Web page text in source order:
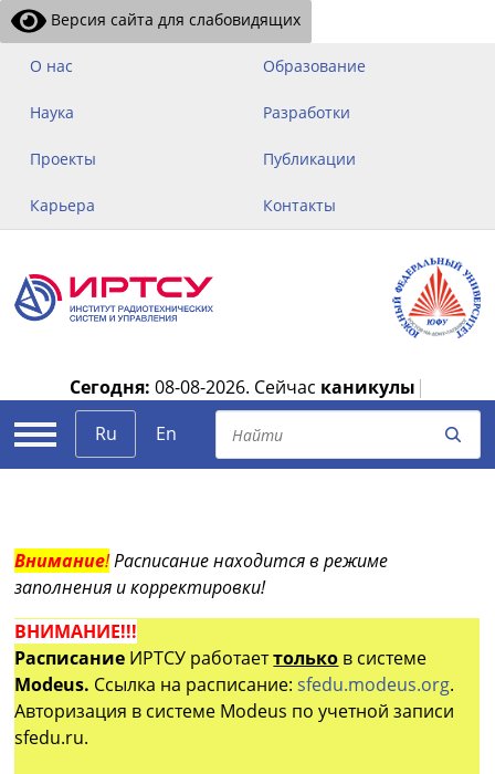
Версия сайта для слабовидящих
О нас Образование
Наука Разработки
Проекты Публикации
Карьера Контакты
Сегодня: 08-08-2026. Сейчас каникулы |
Ru
En
Внимание!Расписание находится в режиме
заполнения и корректировки!
ВНИМАНИЕ!!!
Расписание ИРТСУ работаеттолько в системе
Modeus. Ссылка на расписание:sfedu.modeus.org.
Авторизация в системе Modeus по учетной записи
sfedu.ru.